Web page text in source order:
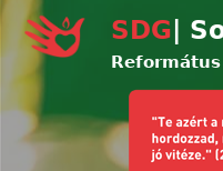
Ugrás
SDG |